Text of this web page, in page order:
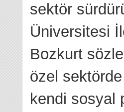
sektör
Üniversitesi
Bozkurt
özel
kendi sosyal